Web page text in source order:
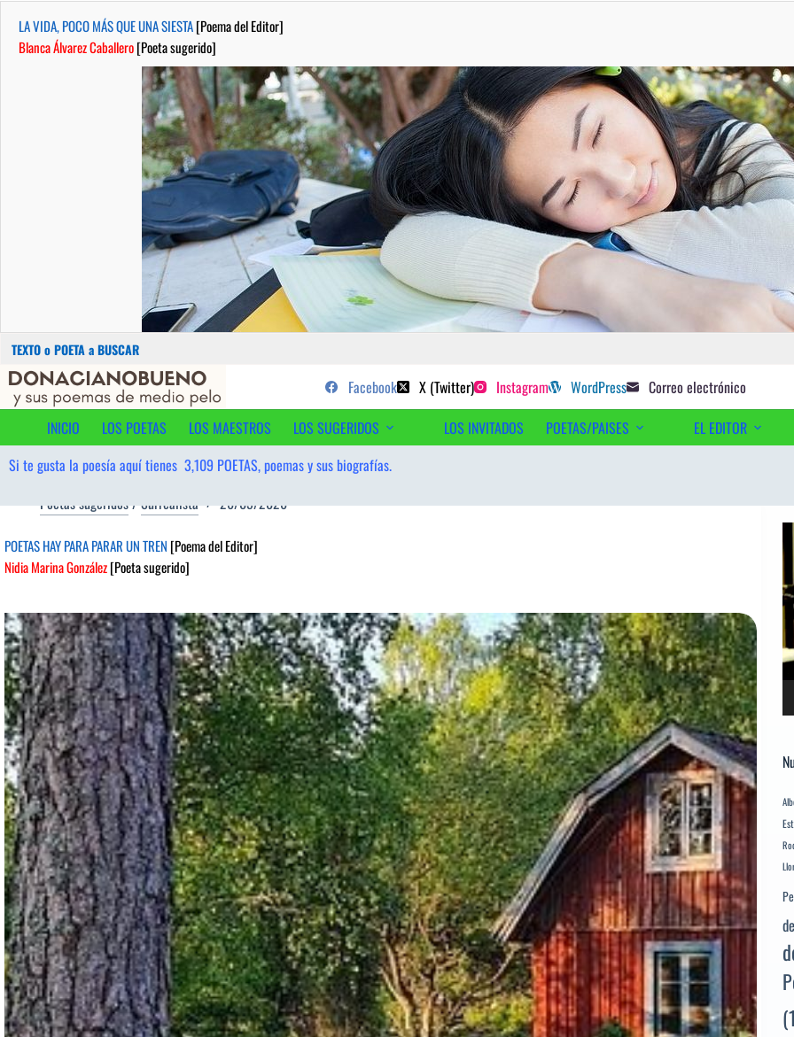
LA VIDA, POCO MÁS QUE UNA SIESTA[Poema del Editor]
Blanca Álvarez Caballero[Poeta sugerido]
Buscar:
Saltar
contenido
...sus poemas de medio pelo y poetas sugeridos
Facebook X (Twitter) Instagram WordPress Correo electrónico
INICIO
LOS POETAS LOS MAESTROS LOS SUGERIDOS LOS INVITADOS POETAS/PAISES EL EDITOR
Si te gusta la poesía aquí tienes 3,109 POETAS, poemas y sus biografías.
Poetas sugeridos/Surrealista 26/05/2026
POETAS HAY PARA PARAR UN TREN [Poema del Editor]
Nidia Marina González[Poeta sugerido]
de